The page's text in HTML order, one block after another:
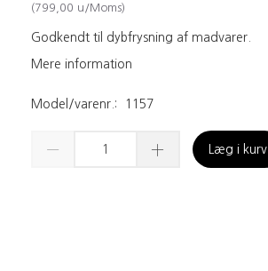
(799,00 u/Moms)
Godkendt til dybfrysning af madvarer.
Mere information
Model/varenr.: 1157
Læg i kurv